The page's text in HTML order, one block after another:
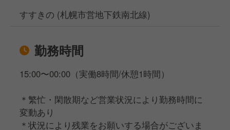
すすきの (札幌市営地下鉄南北線)
勤務時間
15:00〜00:00（実働8時間/休憩1時間）
＊繁忙・閑散期など営業状況により勤務時間に
変動あり
＊状況により残業をお願いする場合がございま